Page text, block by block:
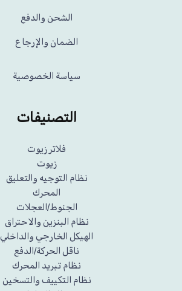
الشحن والدفع
الضمان والإرجاع
سياسة الخصوصية
التصنيفات
فلاتر زيوت
زيوت
نظام التوجيه والتعليق
المحرك
الجنوط/العجلات
نظام البنزين والاحتراق
الهيكل الخارجي والداخلي
ناقل الحركة/الدفع
نظام تبريد المحرك
نظام التكييف والتسخين